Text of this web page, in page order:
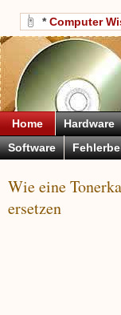
*Computer
Home Hardware
Software
Wie eine
ersetzen